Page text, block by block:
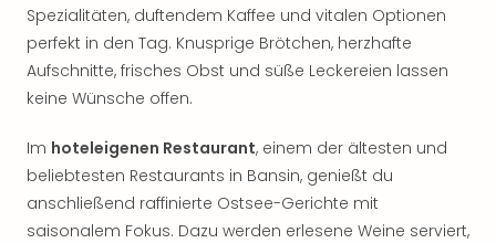
Spezialitäten, duftendem Kaffee und vitalen Optionen
perfekt in den Tag. Knusprige Brötchen, herzhafte
Aufschnitte, frisches Obst und süße Leckereien lassen
keine Wünsche offen.
Im hoteleigenen Restaurant, einem der ältesten und
beliebtesten Restaurants in Bansin, genießt du
anschließend raffinierte Ostsee-Gerichte mit
saisonalem Fokus. Dazu werden erlesene Weine serviert,